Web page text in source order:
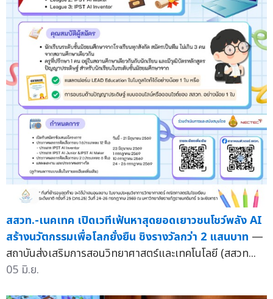
สสวท.-เนคเทค เปิดเวทีเฟ้นหาสุดยอดเยาวชนโชว์พลัง AI
สร้างนวัตกรรมเพื่อโลกยั่งยืน ชิงรางวัลกว่า 2 แสนบาท —
สถาบันส่งเสริมการสอนวิทยาศาสตร์และเทคโนโลยี (สสวท...
05 มิ.ย.